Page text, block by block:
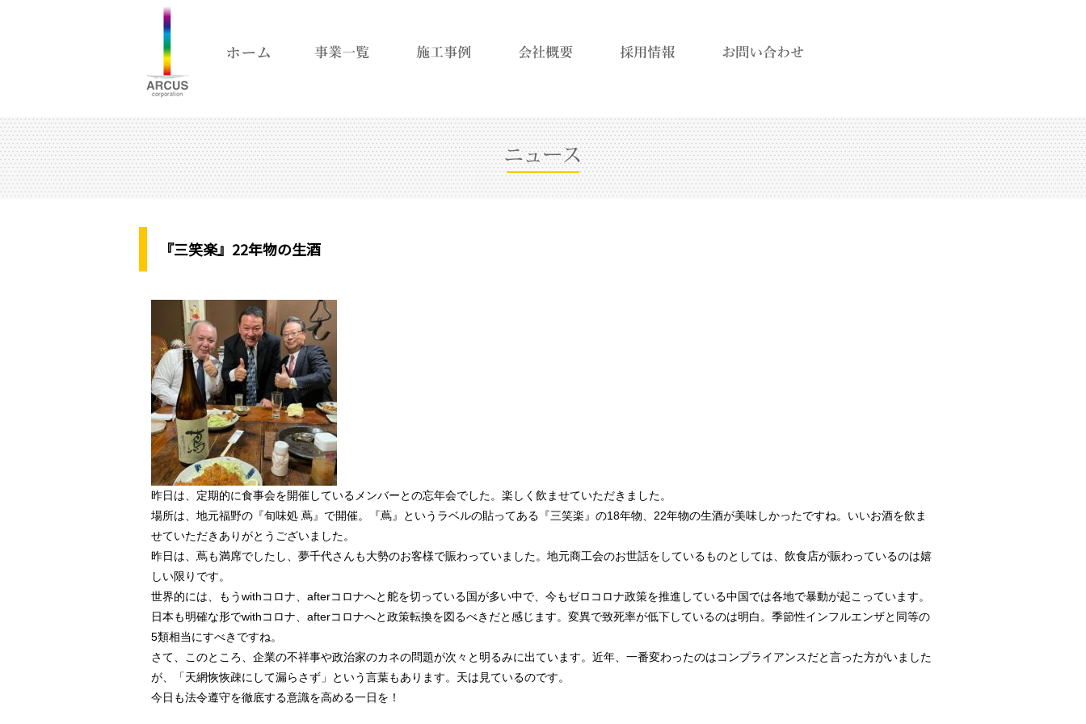
『三笑楽』22年物の生酒
昨日は、定期的に食事会を開催しているメンバーとの忘年会でした。楽しく飲ませていただきました。
場所は、地元福野の『旬味処 蔦』で開催。『蔦』というラベルの貼ってある『三笑楽』の18年物、22年物の生酒が美味しかったですね。いいお酒を飲ま
せていただきありがとうございました。
昨日は、蔦も満席でしたし、夢千代さんも大勢のお客様で賑わっていました。地元商工会のお世話をしているものとしては、飲食店が賑わっているのは嬉
しい限りです。
世界的には、もうwithコロナ、afterコロナへと舵を切っている国が多い中で、今もゼロコロナ政策を推進している中国では各地で暴動が起こっています。
日本も明確な形でwithコロナ、afterコロナへと政策転換を図るべきだと感じます。変異で致死率が低下しているのは明白。季節性インフルエンザと同等の
5類相当にすべきですね。
さて、このところ、企業の不祥事や政治家のカネの問題が次々と明るみに出ています。近年、一番変わったのはコンプライアンスだと言った方がいました
が、「天網恢恢疎にして漏らさず」という言葉もあります。天は見ているのです。
今日も法令遵守を徹底する意識を高める一日を！